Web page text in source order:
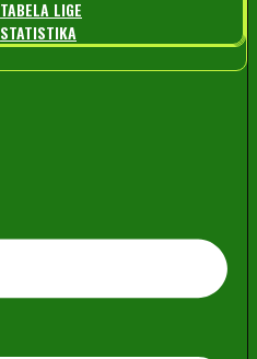
TABELA LIGE
STATISTIKA